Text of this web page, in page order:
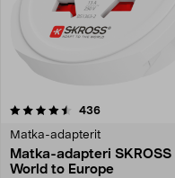
436arvostelut
Matka-adapterit
Matka-adapteri SKROSS
World to Europe
4.5 viidestä